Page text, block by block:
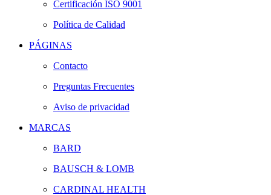
Certificación ISO 9001
Política de Calidad
PÁGINAS
Contacto
Preguntas Frecuentes
Aviso de privacidad
MARCAS
BARD
BAUSCH & LOMB
CARDINAL HEALTH